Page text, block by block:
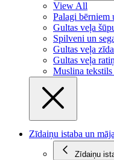
View All
Palagi bērniem
Gultas veļa
Spilveni un
Gultas veļa
Gultas veļa
Muslina
Zīdaiņu istaba un
Zīdaiņu